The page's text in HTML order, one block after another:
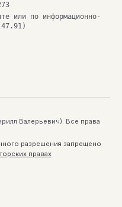
или по информационно-
Валерьевич). Все права
разрешения запрещено
правах